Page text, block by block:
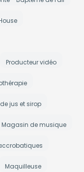
Producteur vidéo
jus et sirop
Magasin de musique
Maquilleuse